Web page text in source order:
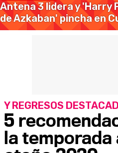
Antena 3 lidera y 'Harry
de Azkaban' pincha en
5
la temporada
Y REGRESOS